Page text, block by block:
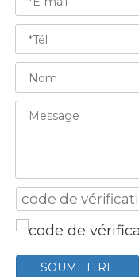
SOUMETTRE